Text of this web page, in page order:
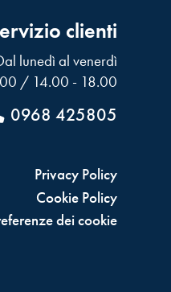
clienti
lunedì al venerdì
/ 14.00 - 18.00
0968 425805
Privacy Policy
Cookie Policy
dei cookie